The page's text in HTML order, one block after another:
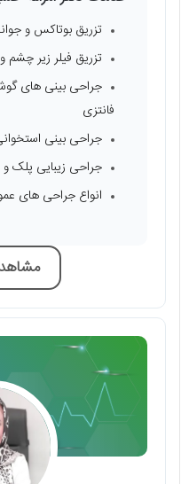
تزریق بوتاکس و
تزریق فیلر زیر
جراحی بینی‌ های
فانتزی
جراحی بینی
جراحی زیبایی پلک
انواع جراحی‌ های